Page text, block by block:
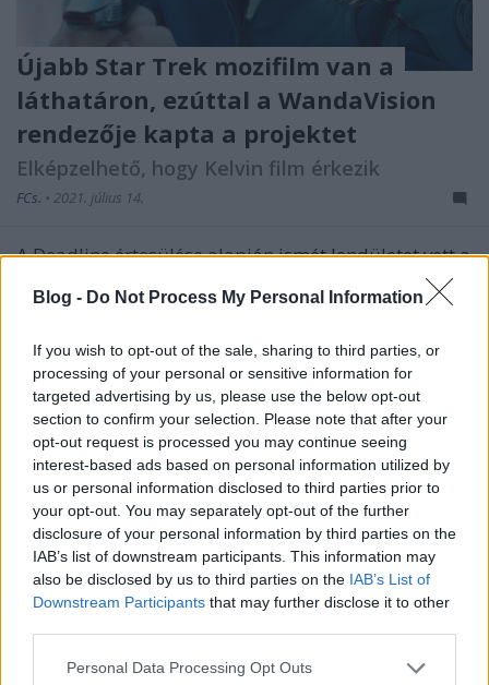
Blog - Do Not Process My Personal Information
If you wish to opt-out of the sale, sharing to third parties, or
processing of your personal or sensitive information for
targeted advertising by us, please use the below opt-out
section to confirm your selection. Please note that after your
opt-out request is processed you may continue seeing
interest-based ads based on personal information utilized by
us or personal information disclosed to third parties prior to
your opt-out. You may separately opt-out of the further
disclosure of your personal information by third parties on the
IAB’s list of downstream participants. This information may
also be disclosed by us to third parties on the IAB’s List of
Downstream Participants that may further disclose it to other
Please note that this website/app uses one or more Google
Personal Data Processing Opt Outs
Újabb Star Trek mozifilm van a
láthatáron, ezúttal a WandaVision
rendezője kapta a projektet
Elképzelhető, hogy Kelvin film érkezik
FCs. • 2021. július 14.
ADeadline értesülése alapjánismét lendületet vett a
Star Trek nagyvásznas visszatérése, a tervek szerint
2023 júniusában jelenik meg egy új ...